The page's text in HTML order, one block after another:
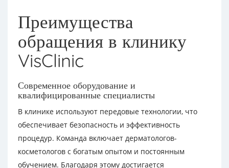
Преимущества
обращения в клинику
VisClinic
Современное оборудование и
квалифицированные специалисты
В клинике используют передовые технологии, что
обеспечивает безопасность и эффективность
процедур. Команда включает дерматологов-
косметологов с богатым опытом и постоянным
обучением. Благодаря этому достигается